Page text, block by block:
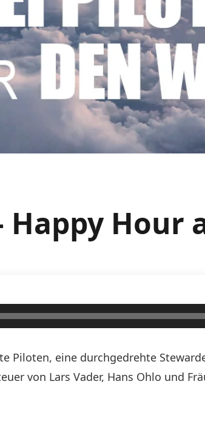
Happy Hour
Piloten, eine durchgedrehte
von Lars Vader, Hans Ohlo und